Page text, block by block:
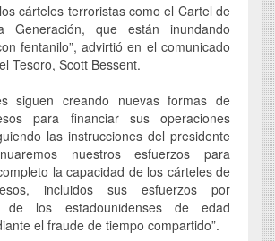
cárteles terroristas como el Cartel de
Generación, que están inundando
fentanilo”, advirtió en el comunicado
Tesoro, Scott Bessent.
siguen creando nuevas formas de
para financiar sus operaciones
las instrucciones del presidente
nuestros esfuerzos para
la capacidad de los cárteles de
incluidos sus esfuerzos por
de los estadounidenses de edad
el fraude de tiempo compartido”.